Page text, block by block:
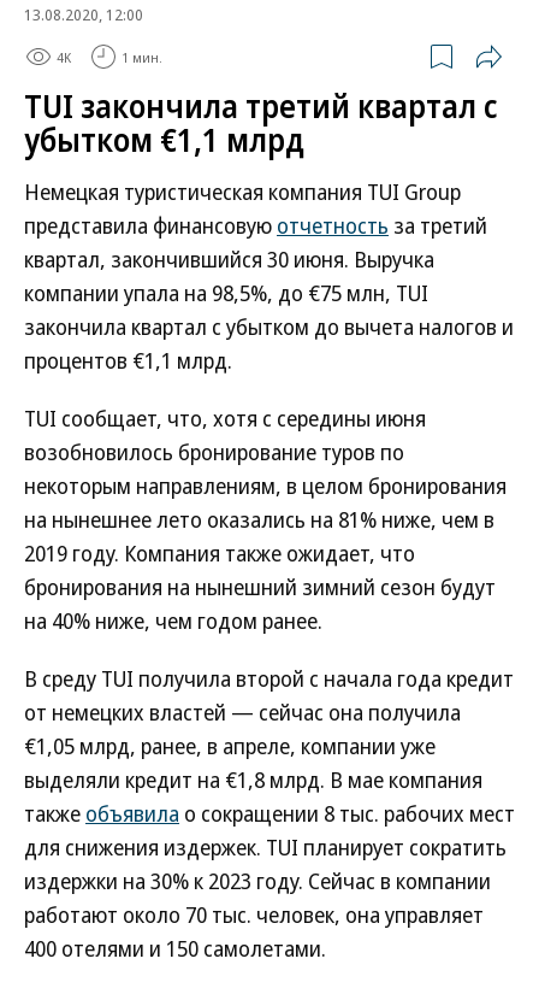
13.08.2020, 12:00
4K 1 мин.
TUI закончила третий квартал с
убытком €1,1 млрд
Немецкая туристическая компания TUI Group
представила финансовую отчетность за третий
квартал, закончившийся 30 июня. Выручка
компании упала на 98,5%, до €75 млн, TUI
закончила квартал с убытком до вычета налогов и
процентов €1,1 млрд.
TUI сообщает, что, хотя с середины июня
возобновилось бронирование туров по
некоторым направлениям, в целом бронирования
на нынешнее лето оказались на 81% ниже, чем в
2019 году. Компания также ожидает, что
бронирования на нынешний зимний сезон будут
на 40% ниже, чем годом ранее.
В среду TUI получила второй с начала года кредит
от немецких властей — сейчас она получила
€1,05 млрд, ранее, в апреле, компании уже
выделяли кредит на €1,8 млрд. В мае компания
также объявила о сокращении 8 тыс. рабочих мест
для снижения издержек. TUI планирует сократить
издержки на 30% к 2023 году. Сейчас в компании
работают около 70 тыс. человек, она управляет
400 отелями и 150 самолетами.